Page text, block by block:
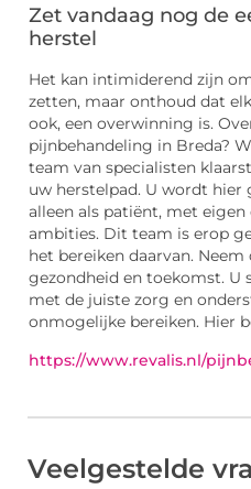
Zet vandaag nog de
herstel
Het kan intimiderend zijn
zetten, maar onthoud dat
ook, een overwinning is.
pijnbehandeling in Breda?
team van specialisten
uw herstelpad. U wordt hier
alleen als patiënt, met eigen
ambities. Dit team is erop
het bereiken daarvan.
gezondheid en toekomst. U
met de juiste zorg en
onmogelijke bereiken. Hier
https://www.revalis.nl/
Veelgestelde